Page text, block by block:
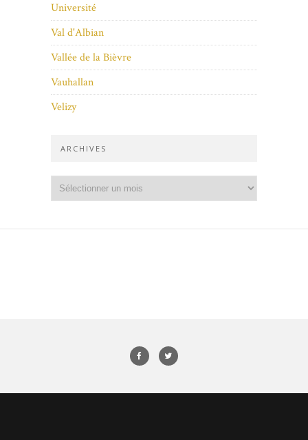
Université
Val d'Albian
Vallée de la Bièvre
Vauhallan
Velizy
ARCHIVES